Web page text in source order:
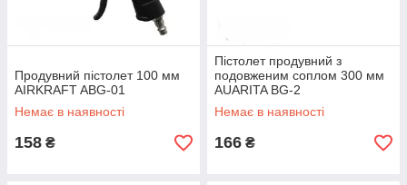
Продувний пістолет 100 мм
AIRKRAFT ABG-01
Немає в наявності
158 ₴
Пістолет продувний з
подовженим соплом 300 мм
AUARITA BG-2
Немає в наявності
166 ₴